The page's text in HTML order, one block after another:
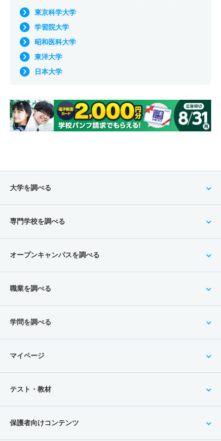
東京科学大学
学習院大学
昭和医科大学
東洋大学
日本大学
大学を調べる
専門学校を調べる
オープンキャンパスを調べる
職業を調べる
学問を調べる
マイページ
テスト・教材
保護者向けコンテンツ